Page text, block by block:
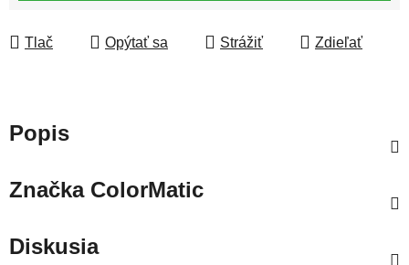
Tlač Opýtať sa Strážiť Zdieľať
Popis
ZnačkaColorMatic
Diskusia